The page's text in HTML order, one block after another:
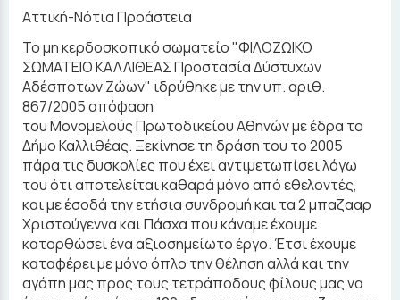
Αττική-Νότια Προάστεια
Το μη κερδοσκοπικό σωματείο "ΦΙΛΟΖΩΙΚΟ
ΣΩΜΑΤΕΙΟ ΚΑΛΛΙΘΕΑΣ Προστασία Δύστυχων
Αδέσποτων Ζώων" ιδρύθηκε με την υπ. αριθ.
867/2005 απόφαση
του Μονομελούς Πρωτοδικείου Αθηνών με έδρα το
Δήμο Καλλιθέας. Ξεκίνησε τη δράση του το 2005
πάρα τις δυσκολίες που έχει αντιμετωπίσει λόγω
του ότι αποτελείται καθαρά μόνο από εθελοντές,
και με έσοδά την ετήσια συνδρομή και τα 2 μπαζααρ
Χριστούγεννα και Πάσχα που κάναμε έχουμε
κατορθώσει ένα αξιοσημείωτο έργο. Έτσι έχουμε
καταφέρει με μόνο όπλο την θέληση αλλά και την
αγάπη μας προς τους τετράποδους φίλους μας να